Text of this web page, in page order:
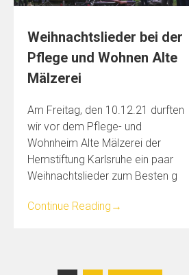
Weihnachtslieder bei der
Pflege und Wohnen Alte
Mälzerei
Am Freitag, den 10.12.21 durften
wir vor dem Pflege- und
Wohnheim Alte Mälzerei der
Hemstiftung Karlsruhe ein paar
Weihnachtslieder zum Besten g
Continue Reading →